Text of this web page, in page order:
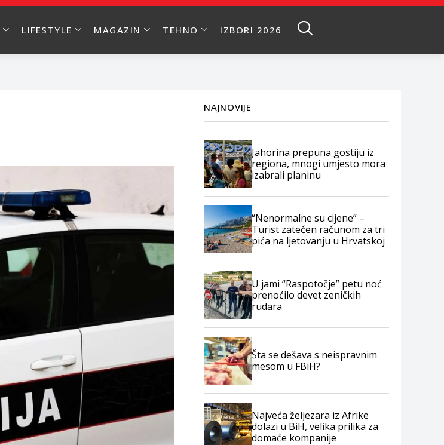
LIFESTYLE MAGAZIN TEHNO IZBORI 2026
NAJNOVIJE
Jahorina prepuna gostiju iz
regiona, mnogi umjesto mora
izabrali planinu
“Nenormalne su cijene” –
Turist zatečen računom za tri
pića na ljetovanju u Hrvatskoj
U jami “Raspotočje” petu noć
prenoćilo devet zeničkih
rudara
Šta se dešava s neispravnim
mesom u FBiH?
Najveća željezara iz Afrike
dolazi u BiH, velika prilika za
domaće kompanije